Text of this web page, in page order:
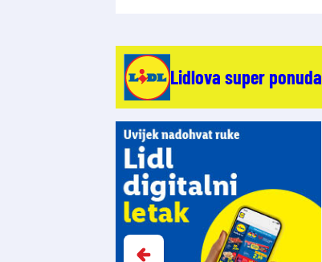
Lidlova super ponuda